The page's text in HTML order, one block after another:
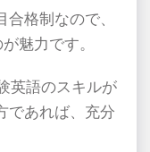
格制なので、
魅力です。
英語のスキルが
であれば、充分